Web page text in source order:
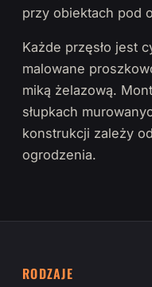
przy obiektach pod
Każde przęsło jest
malowane
miką żelazową.
słupkach
konstrukcji zależy
ogrodzenia.
RODZAJE